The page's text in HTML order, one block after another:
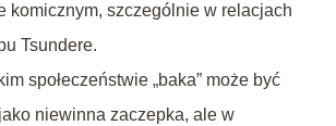
komicznym, szczególnie w relacjach
Tsundere.
społeczeństwie „baka” może być
niewinna zaczepka, ale w